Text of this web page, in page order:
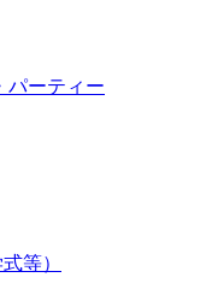
パーティー
等）